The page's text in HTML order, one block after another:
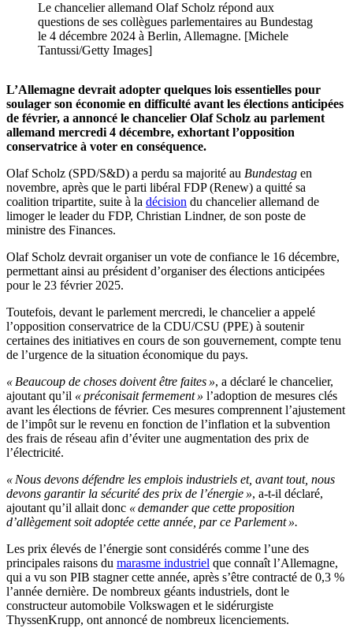
Le chancelier allemand Olaf Scholz répond aux
questions de ses collègues parlementaires au Bundestag
le 4 décembre 2024 à Berlin, Allemagne. [Michele
Tantussi/Getty Images]
L’Allemagne devrait adopter quelques lois essentielles pour
soulager son économie en difficulté avant les élections anticipées
de février, a annoncé le chancelier Olaf Scholz au parlement
allemand mercredi 4 décembre, exhortant l’opposition
conservatrice à voter en conséquence.
Olaf Scholz (SPD/S&D) a perdu sa majorité au Bundestag en
novembre, après que le parti libéral FDP (Renew) a quitté sa
coalition tripartite, suite à la décision du chancelier allemand de
limoger le leader du FDP, Christian Lindner, de son poste de
ministre des Finances.
Olaf Scholz devrait organiser un vote de confiance le 16 décembre,
permettant ainsi au président d’organiser des élections anticipées
pour le 23 février 2025.
Toutefois, devant le parlement mercredi, le chancelier a appelé
l’opposition conservatrice de la CDU/CSU (PPE) à soutenir
certaines des initiatives en cours de son gouvernement, compte tenu
de l’urgence de la situation économique du pays.
« Beaucoup de choses doivent être faites », a déclaré le chancelier,
ajoutant qu’il « préconisait fermement » l’adoption de mesures clés
avant les élections de février. Ces mesures comprennent l’ajustement
de l’impôt sur le revenu en fonction de l’inflation et la subvention
des frais de réseau afin d’éviter une augmentation des prix de
l’électricité.
« Nous devons défendre les emplois industriels et, avant tout, nous
devons garantir la sécurité des prix de l’énergie », a-t-il déclaré,
ajoutant qu’il allait donc « demander que cette proposition
d’allègement soit adoptée cette année, par ce Parlement ».
Les prix élevés de l’énergie sont considérés comme l’une des
principales raisons du marasme industriel que connaît l’Allemagne,
qui a vu son PIB stagner cette année, après s’être contracté de 0,3 %
l’année dernière. De nombreux géants industriels, dont le
constructeur automobile Volkswagen et le sidérurgiste
ThyssenKrupp, ont annoncé de nombreux licenciements.